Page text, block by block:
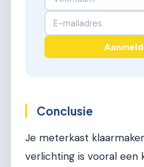
Conclusie
Je meterkast
verlichting is vooral een